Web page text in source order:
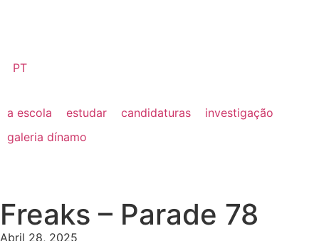
PT
a escola estudar candidaturas
investigação
galeria dínamo
Freaks – Parade 78
Abril 28, 2025